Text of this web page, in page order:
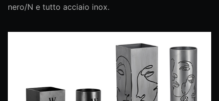
nero/N e tutto acciaio inox.